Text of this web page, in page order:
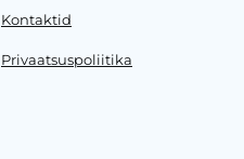
Kontaktid
Privaatsuspoliitika